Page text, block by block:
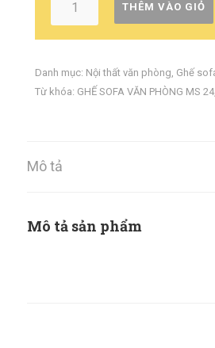
THÊM VÀO GIỎ
Danh mục: Nội thất văn phòng, Ghế
Từ khóa: GHẾ SOFA VĂN PHÒNG MS 24,
Mô tả
Mô tả sản phẩm